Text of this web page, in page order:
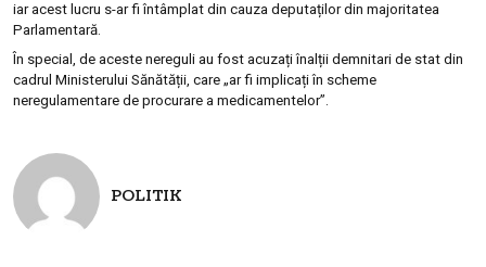
iar acest lucru s-ar fi întâmplat din cauza deputaților din majoritatea
Parlamentară.
În special, de aceste nereguli au fost acuzați înalții demnitari de stat din
cadrul Ministerului Sănătății, care „ar fi implicați în scheme
neregulamentare de procurare a medicamentelor”.
POLITIK